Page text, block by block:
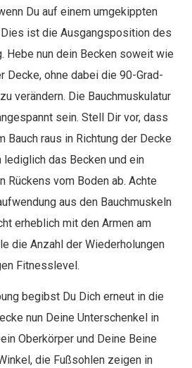
Du auf einem umgekippten
ist die Ausgangsposition des
Hebe nun dein Becken soweit wie
Decke, ohne dabei die 90-Grad-
verändern. Die Bauchmuskulatur
sein. Stell Dir vor, dass
Bauch raus in Richtung der Decke
das Becken und ein
Rückens vom Boden ab. Achte
aus den Bauchmuskeln
erheblich mit den Armen am
die Anzahl der Wiederholungen
Fitnesslevel.
begibst Du Dich erneut in die
nun Deine Unterschenkel in
Oberkörper und Deine Beine
die Fußsohlen zeigen in